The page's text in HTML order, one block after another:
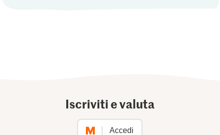
Iscriviti e valuta
Accedi